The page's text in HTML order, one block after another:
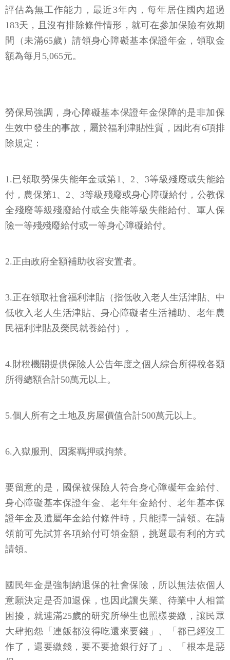
評估為無工作能力，最近3年內，每年居住國內超過
183天，且沒有排除條件情形，就可在參加保險有效期
間（未滿65歲）請領身心障礙基本保證年金，領取金
額為每月5,065元。
勞保局強調，身心障礙基本保證年金保障的是非加保
生效中發生的事故，屬於福利津貼性質，因此有6項排
除規定：
1.已領取勞保失能年金或第1、2、3等級殘廢或失能給
付，農保第1、2、3等級殘廢或身心障礙給付，公教保
全殘廢等級殘廢給付或全失能等級失能給付、軍人保
險一等殘殘廢給付或一等身心障礙給付。
2.正由政府全額補助收容安置者。
3.正在領取社會福利津貼（指低收入老人生活津貼、中
低收入老人生活津貼、身心障礙者生活補助、老年農
民福利津貼及榮民就養給付）。
4.財稅機關提供保險人公告年度之個人綜合所得稅各類
所得總額合計50萬元以上。
5.個人所有之土地及房屋價值合計500萬元以上。
6.入獄服刑、因案羈押或拘禁。
要留意的是，國保被保險人符合身心障礙年金給付、
身心障礙基本保證年金、老年年金給付、老年基本保
證年金及遺屬年金給付條件時，只能擇一請領。在請
領前可先試算各項給付可領金額，挑選最有利的方式
請領。
國民年金是強制納退保的社會保險，所以無法依個人
意願決定是否加退保，也因此讓失業、待業中人相當
困擾，就連滿25歲的研究所學生也照樣要繳，讓民眾
大肆抱怨「連飯都沒得吃還來要錢」、「都已經沒工
作了，還要繳錢，要不要搶銀行好了」、「根本是惡